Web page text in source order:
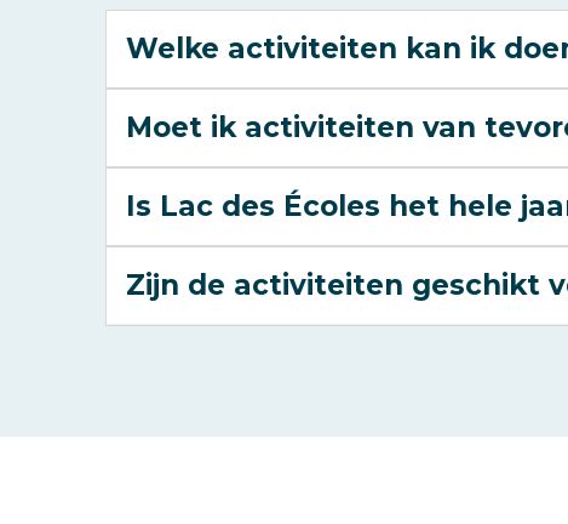
Welke activiteiten kan ik
Moet ik activiteiten van
Is Lac des Écoles het hele
Zijn de activiteiten geschikt